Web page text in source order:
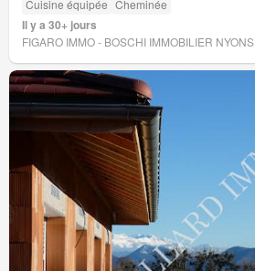
Cuisine équipée Cheminée
Il y a 30+ jours
FIGARO IMMO - BOSCHI IMMOBILIER NYONS